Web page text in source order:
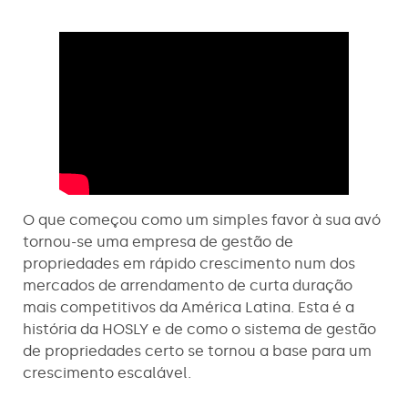
O que começou como um simples favor à sua avó
tornou-se uma empresa de gestão de
propriedades em rápido crescimento num dos
mercados de arrendamento de curta duração
mais competitivos da América Latina. Esta é a
história da HOSLY e de como o sistema de gestão
de propriedades certo se tornou a base para um
crescimento escalável.